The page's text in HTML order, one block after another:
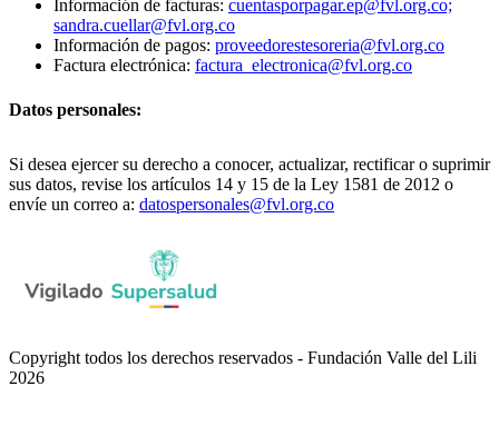
Información de facturas: cuentasporpagar.ep@fvl.org.co;
sandra.cuellar@fvl.org.co
Información de pagos: proveedorestesoreria@fvl.org.co
Factura electrónica: factura_electronica@fvl.org.co
Datos personales:
Si desea ejercer su derecho a conocer, actualizar, rectificar o suprimir
sus datos, revise los artículos 14 y 15 de la Ley 1581 de 2012 o
envíe un correo a: datospersonales@fvl.org.co
Copyright todos los derechos reservados - Fundación Valle del Lili
2026